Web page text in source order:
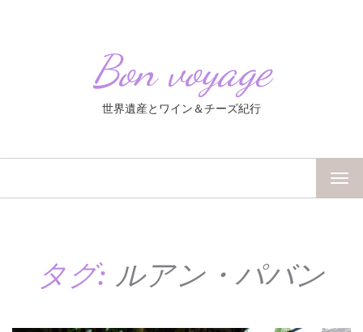
Bon voyage
世界遺産とワイン＆チーズ紀行
タグ: ルアン・パバン